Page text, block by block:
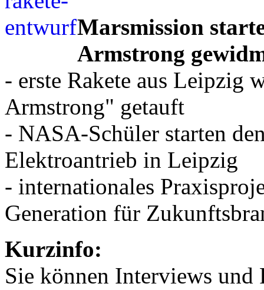
Marsmission
Armstrong
- erste Rakete aus Leipzig
Armstrong" getauft
- NASA-Schüler starten
Elektroantrieb in Leipzig
- internationales
Generation für
Kurzinfo:
Sie können Interviews